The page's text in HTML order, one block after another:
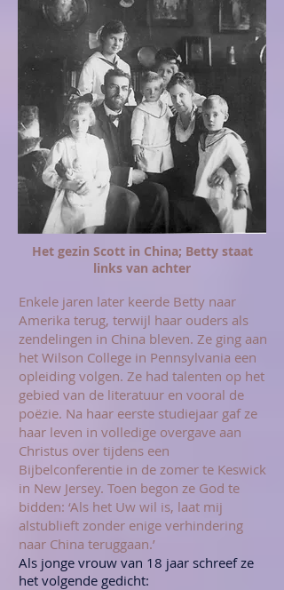
Het gezin Scott in China; Betty staat
links van achter
Enkele jaren later keerde Betty naar
Amerika terug, terwijl haar ouders als
zendelingen in China bleven. Ze ging aan
het Wilson College in Pennsylvania een
opleiding volgen. Ze had talenten op het
gebied van de literatuur en vooral de
poëzie. Na haar eerste studiejaar gaf ze
haar leven in volledige overgave aan
Christus over tijdens een
Bijbelconferentie in de zomer te Keswick
in New Jersey. Toen begon ze God te
bidden: ‘Als het Uw wil is, laat mij
alstublieft zonder enige verhindering
naar China teruggaan.’
Als jonge vrouw van 18 jaar schreef ze
het volgende gedicht: